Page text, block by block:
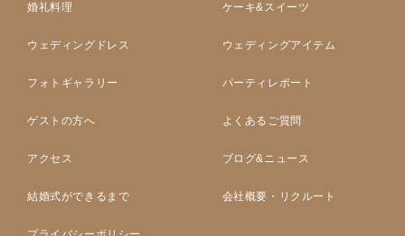
婚礼料理 ケーキ&スイーツ
ウェディングドレス ウェディングアイテム
フォトギャラリー パーティレポート
ゲストの方へ よくあるご質問
アクセス ブログ&ニュース
結婚式ができるまで 会社概要・リクルート